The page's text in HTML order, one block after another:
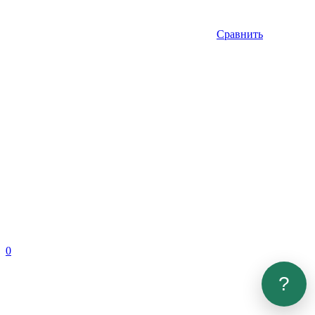
Сравнить
0
?